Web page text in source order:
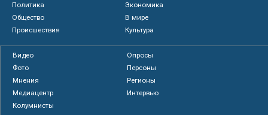
Политика
Экономика
Общество
В мире
Происшествия
Культура
Видео
Опросы
Фото
Персоны
Мнения
Регионы
Медиацентр
Интервью
Колумнисты